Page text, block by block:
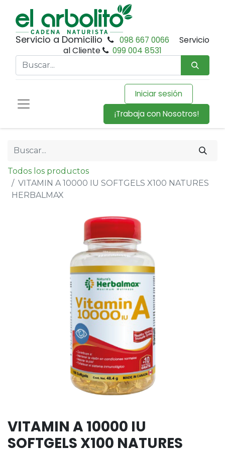
Servicio a Domicilio 098 667 0066
Servicio
al Cliente
099 004 8531
Iniciar sesión
¡Trabaja con Nosotros!
Todos los productos
VITAMIN A 10000 IU SOFTGELS X100 NATURES
HERBALMAX
VITAMIN A 10000 IU
SOFTGELS X100 NATURES